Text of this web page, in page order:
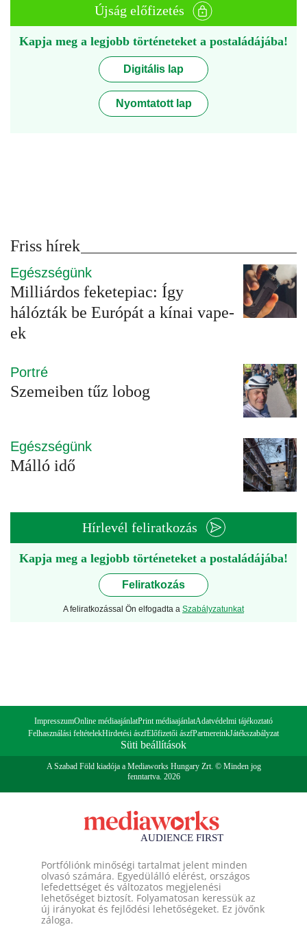
Újság előfizetés
Kapja meg a legjobb történeteket a postaládájába!
Digitális lap
Nyomtatott lap
Friss hírek
Egészségünk
Milliárdos feketepiac: Így
hálózták be Európát a kínai vape-
ek
Portré
Szemeiben tűz lobog
Egészségünk
Málló idő
Hírlevél feliratkozás
Kapja meg a legjobb történeteket a postaládájába!
Feliratkozás
A feliratkozással Ön elfogadta a Szabályzatunkat
ImpresszumOnline médiaajánlatPrint médiaajánlatAdatvédelmi tájékoztató
Felhasználási feltételekHirdetési ászfElőfizetői ászfPartnereinkJátékszabályzat
Süti beállítások
A Szabad Föld kiadója a Mediaworks Hungary Zrt. © Minden jog
fenntartva. 2026
Portfóliónk minőségi tartalmat jelent minden
olvasó számára. Egyedülálló elérést, országos
lefedettséget és változatos megjelenési
lehetőséget biztosít. Folyamatosan keressük az
új irányokat és fejlődési lehetőségeket. Ez jövőnk
záloga.